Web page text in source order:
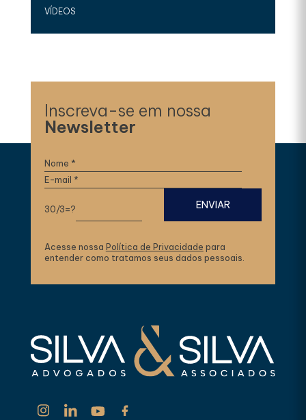
VÍDEOS
Inscreva-se em nossa
Newsletter
30/3=?
Acesse nossa Política de Privacidade para
entender como tratamos seus dados pessoais.